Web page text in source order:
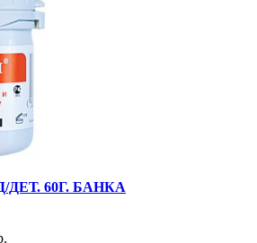
60Г. БАНКА